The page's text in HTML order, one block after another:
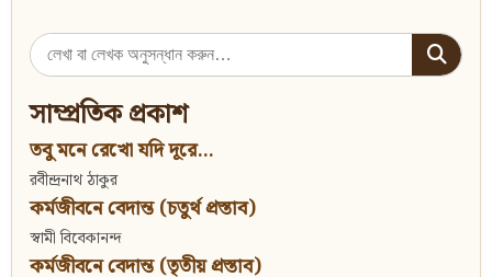
Search
for:
সাম্প্রতিক প্রকাশ
তবু মনে রেখো যদি দূরে...
রবীন্দ্রনাথ ঠাকুর
কর্মজীবনে বেদান্ত (চতুর্থ প্রস্তাব)
স্বামী বিবেকানন্দ
কর্মজীবনে বেদান্ত (তৃতীয় প্রস্তাব)